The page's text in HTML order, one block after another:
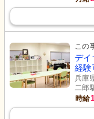
この
デイ
経験
兵庫
二郎
時給